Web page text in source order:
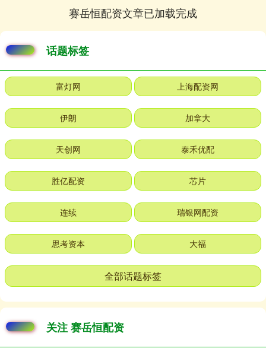
赛岳恒配资文章已加载完成
话题标签
富灯网 上海配资网
伊朗 加拿大
天创网 泰禾优配
胜亿配资 芯片
连续 瑞银网配资
思考资本 大福
全部话题标签
关注 赛岳恒配资